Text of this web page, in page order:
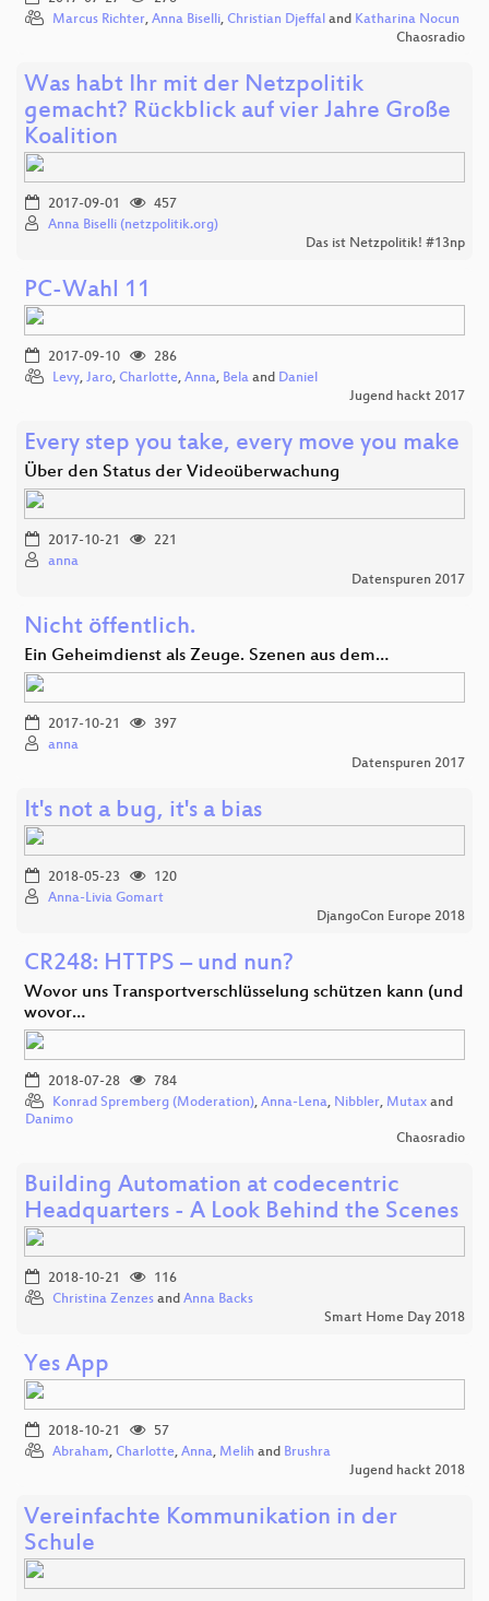
Marcus Richter, Anna Biselli, Christian Djeffal and Katharina Nocun
Chaosradio
Was habt Ihr mit der Netzpolitik
gemacht? Rückblick auf vier Jahre Große
Koalition
2017-09-01
457
Anna Biselli (netzpolitik.org)
Das ist Netzpolitik! #13np
PC-Wahl 11
2017-09-10
286
Levy, Jaro, Charlotte, Anna, Bela and Daniel
Jugend hackt 2017
Every step you take, every move you make
Über den Status der Videoüberwachung
2017-10-21
221
anna
Datenspuren 2017
Nicht öffentlich.
Ein Geheimdienst als Zeuge. Szenen aus dem…
2017-10-21
397
anna
Datenspuren 2017
It's not a bug, it's a bias
2018-05-23
120
Anna-Livia Gomart
DjangoCon Europe 2018
CR248: HTTPS – und nun?
Wovor uns Transportverschlüsselung schützen kann (und
wovor…
2018-07-28
784
Konrad Spremberg (Moderation), Anna-Lena, Nibbler, Mutax and
Danimo
Chaosradio
Building Automation at codecentric
Headquarters - A Look Behind the Scenes
2018-10-21
116
Christina Zenzes and Anna Backs
Smart Home Day 2018
Yes App
2018-10-21
57
Abraham, Charlotte, Anna, Melih and Brushra
Jugend hackt 2018
Vereinfachte Kommunikation in der
Schule